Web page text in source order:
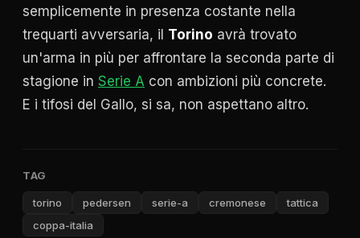
semplicemente in presenza costante nella
trequarti avversaria, il Torino avrà trovato
un'arma in più per affrontare la seconda parte di
stagione in Serie A con ambizioni più concrete.
E i tifosi del Gallo, si sa, non aspettano altro.
TAG
torino pedersen serie-a cremonese
tattica
coppa-italia